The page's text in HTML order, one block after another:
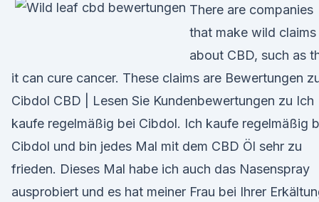
There are companies
that make wild claims
about CBD, such as
it can cure cancer. These claims are Bewertungen
Cibdol CBD | Lesen Sie Kundenbewertungen zu Ich
kaufe regelmäßig bei Cibdol. Ich kaufe regelmäßig
Cibdol und bin jedes Mal mit dem CBD Öl sehr zu
frieden. Dieses Mal habe ich auch das Nasenspray
ausprobiert und es hat meiner Frau bei Ihrer